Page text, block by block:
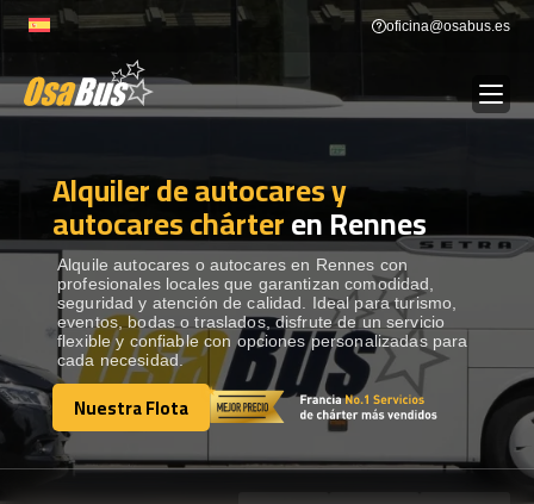
to
oficina@osabus.es
ALQUILER DE AUTOCARES
DESTINOS Show dropdown
RECORRIDAS Show dropdown
FLOTA
Alquiler de autocares y
autocares chárteren Rennes
Alquile autocares o autocares en Rennes con
profesionales locales que garantizan comodidad,
seguridad y atención de calidad. Ideal para turismo,
eventos, bodas o traslados, disfrute de un servicio
flexible y confiable con opciones personalizadas para
cada necesidad.
Nuestra Flota
Nuestra Flota